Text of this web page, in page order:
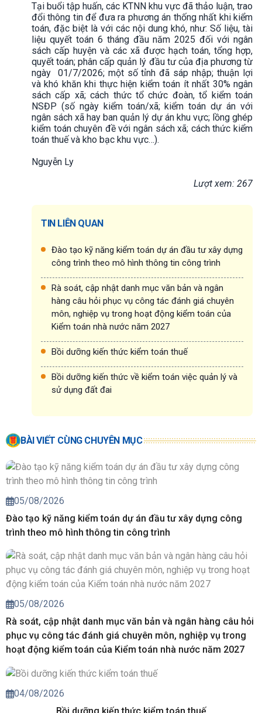
Tại buổi tập huấn, các KTNN khu vực đã thảo luận, trao
đổi thông tin để đưa ra phương án thống nhất khi kiểm
toán, đặc biệt là với các nội dung khó, như: Số liệu, tài
liệu quyết toán 6 tháng đầu năm 2025 đối với ngân
sách cấp huyện và các xã được hạch toán, tổng hợp,
quyết toán; phân cấp quản lý đầu tư của địa phương từ
ngày 01/7/2026; một số tỉnh đã sáp nhập; thuận lợi
và khó khăn khi thực hiện kiểm toán ít nhất 30% ngân
sách cấp xã; cách thức tổ chức đoàn, tổ kiểm toán
NSĐP (số ngày kiểm toán/xã; kiểm toán dự án với
ngân sách xã hay ban quản lý dự án khu vực; lồng ghép
kiểm toán chuyên đề với ngân sách xã; cách thức kiểm
toán thuế và kho bạc khu vực…).
Nguyễn Ly
Lượt xem: 267
TIN LIÊN QUAN
Đào tạo kỹ năng kiểm toán dự án đầu tư xây dựng
công trình theo mô hình thông tin công trình
Rà soát, cập nhật danh mục văn bản và ngân
hàng câu hỏi phục vụ công tác đánh giá chuyên
môn, nghiệp vụ trong hoạt động kiểm toán của
Kiểm toán nhà nước năm 2027
Bồi dưỡng kiến thức kiểm toán thuế
Bồi dưỡng kiến thức về kiểm toán việc quản lý và
sử dụng đất đai
BÀI VIẾT CÙNG CHUYÊN MỤC
05/08/2026
Đào tạo kỹ năng kiểm toán dự án đầu tư xây dựng công
trình theo mô hình thông tin công trình
05/08/2026
Rà soát, cập nhật danh mục văn bản và ngân hàng câu hỏi
phục vụ công tác đánh giá chuyên môn, nghiệp vụ trong
hoạt động kiểm toán của Kiểm toán nhà nước năm 2027
04/08/2026